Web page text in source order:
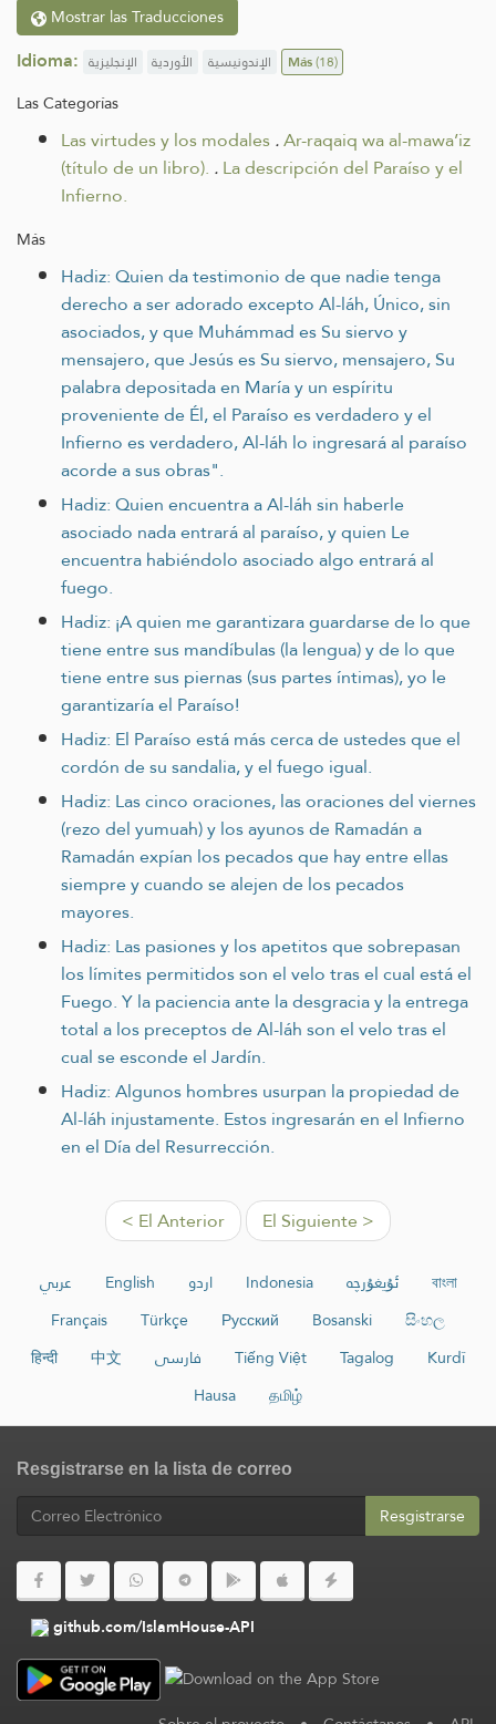
Mostrar las Traducciones
Idioma: الإنجليزية الأوردية الإندونيسية Más(18)
Las Categorías
Las virtudes y los modales.Ar-raqaiq wa al-mawa’iz
(título de un libro). .La descripción del Paraíso y el
Infierno.
Más
Hadiz: Quien da testimonio de que nadie tenga
derecho a ser adorado excepto Al-láh, Único, sin
asociados, y que Muhámmad es Su siervo y
mensajero, que Jesús es Su siervo, mensajero, Su
palabra depositada en María y un espíritu
proveniente de Él, el Paraíso es verdadero y el
Infierno es verdadero, Al-láh lo ingresará al paraíso
acorde a sus obras".
Hadiz: Quien encuentra a Al-láh sin haberle
asociado nada entrará al paraíso, y quien Le
encuentra habiéndolo asociado algo entrará al
fuego.
Hadiz: ¡A quien me garantizara guardarse de lo que
tiene entre sus mandíbulas (la lengua) y de lo que
tiene entre sus piernas (sus partes íntimas), yo le
garantizaría el Paraíso!
Hadiz: El Paraíso está más cerca de ustedes que el
cordón de su sandalia, y el fuego igual.
Hadiz: Las cinco oraciones, las oraciones del viernes
(rezo del yumuah) y los ayunos de Ramadán a
Ramadán expían los pecados que hay entre ellas
siempre y cuando se alejen de los pecados
mayores.
Hadiz: Las pasiones y los apetitos que sobrepasan
los límites permitidos son el velo tras el cual está el
Fuego. Y la paciencia ante la desgracia y la entrega
total a los preceptos de Al-láh son el velo tras el
cual se esconde el Jardín.
Hadiz: Algunos hombres usurpan la propiedad de
Al-láh injustamente. Estos ingresarán en el Infierno
en el Día del Resurrección.
< El Anterior El Siguiente >
عربي English اردو Indonesia ئۇيغۇرچە
বাংলা
Français
Türkçe Русский Bosanski
සිංහල
हिन्दी
中文 فارسی Tiếng Việt Tagalog
Kurdî
Hausa
தமிழ்
Resgistrarse en la lista de correo
Resgistrarse
github.com/IslamHouse-API